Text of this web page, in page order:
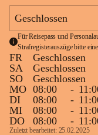
Geschlossen
Für Reisepass und
Strafregisterauszüge bitte
FR
Geschlossen
SA
Geschlossen
SO
Geschlossen
MO 08:00 -
DI
08:00 -
MI
08:00 -
DO
08:00 -
Zuletzt bearbeitet: 25.02.2025